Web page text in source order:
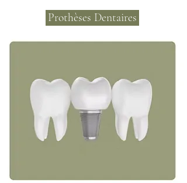
Prothèses Dentaires